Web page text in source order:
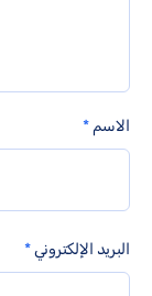
الاسم *
البريد الإلكتروني*